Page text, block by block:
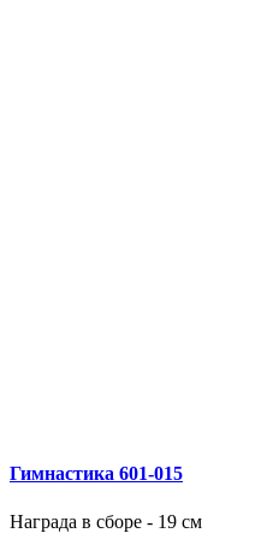
Гимнастика 601‑015
Награда в сборе - 19 см